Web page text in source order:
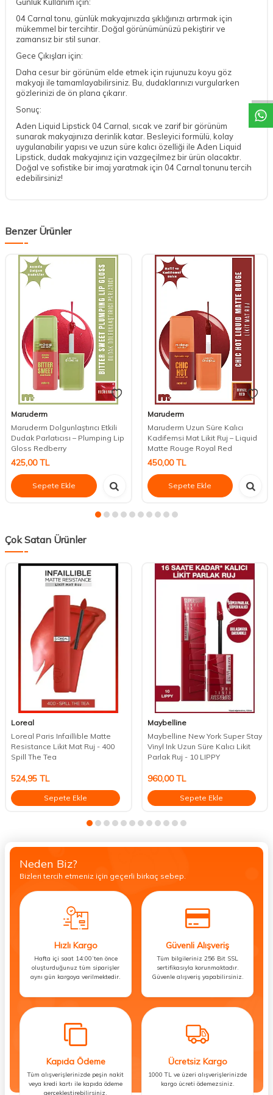
04 Carnal tonu, günlük makyajınızda şıklığınızı artırmak için
mükemmel bir tercihtir. Doğal görünümünüzü pekiştirir ve
zamansız bir stil sunar.
Gece Çıkışları için:
Daha cesur bir görünüm elde etmek için rujunuzu koyu göz
makyajı ile tamamlayabilirsiniz. Bu, dudaklarınızı vurgularken
gözlerinizi de ön plana çıkarır.
Sonuç:
Aden Liquid Lipstick 04 Carnal, sıcak ve zarif bir görünüm
sunarak makyajınıza derinlik katar. Besleyici formülü, kolay
uygulanabilir yapısı ve uzun süre kalıcı özelliği ile Aden Liquid
Lipstick, dudak makyajınız için vazgeçilmez bir ürün olacaktır.
Doğal ve sofistike bir imaj yaratmak için 04 Carnal tonunu tercih
edebilirsiniz!
Benzer Ürünler
Maruderm
Maruderm Dolgunlaştırıcı Etkili
Dudak Parlatıcısı – Plumping Lip
Gloss Redberry
425,00TL
Sepete Ekle
Maruderm
Maruderm Uzun Süre Kalıcı
Kadifemsi Mat Likit Ruj – Liquid
Matte Rouge Royal Red
450,00TL
Sepete Ekle
Çok Satan Ürünler
Loreal
Loreal Paris Infaillible Matte
Resistance Likit Mat Ruj - 400
Spill The Tea
524,95 TL
Sepete Ekle
Maybelline
Maybelline New York Super Stay
Vinyl Ink Uzun Süre Kalıcı Likit
Parlak Ruj - 10 LIPPY
960,00TL
Sepete Ekle
Neden Biz?
Bizleri tercih etmeniz için geçerli birkaç sebep.
Hızlı Kargo
Hafta içi saat 14:00’ten önce
oluşturduğunuz tüm siparişler
aynı gün kargoya verilmektedir.
Güvenli Alışveriş
Tüm bilgileriniz 256 Bit SSL
sertifikasıyla korunmaktadır.
Güvenle alışveriş yapabilirsiniz.
Kapıda Ödeme
Tüm alışverişlerinizde peşin nakit
veya kredi kartı ile kapıda ödeme
gerçekleştirebilirsiniz.
Ücretsiz Kargo
1000 TL ve üzeri alışverişlerinizde
kargo ücreti ödemezsiniz.